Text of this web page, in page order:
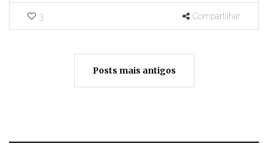
3 Compartilhar
Posts mais antigos